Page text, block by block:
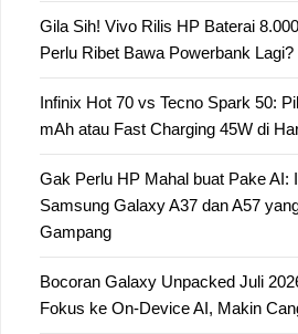
Gila Sih! Vivo Rilis HP Baterai
Perlu Ribet Bawa Powerbank Lagi?
Infinix Hot 70 vs Tecno Spark 50:
mAh atau Fast Charging 45W di
Gak Perlu HP Mahal buat Pake AI:
Samsung Galaxy A37 dan A57
Gampang
Bocoran Galaxy Unpacked Juli
Fokus ke On-Device AI, Makin